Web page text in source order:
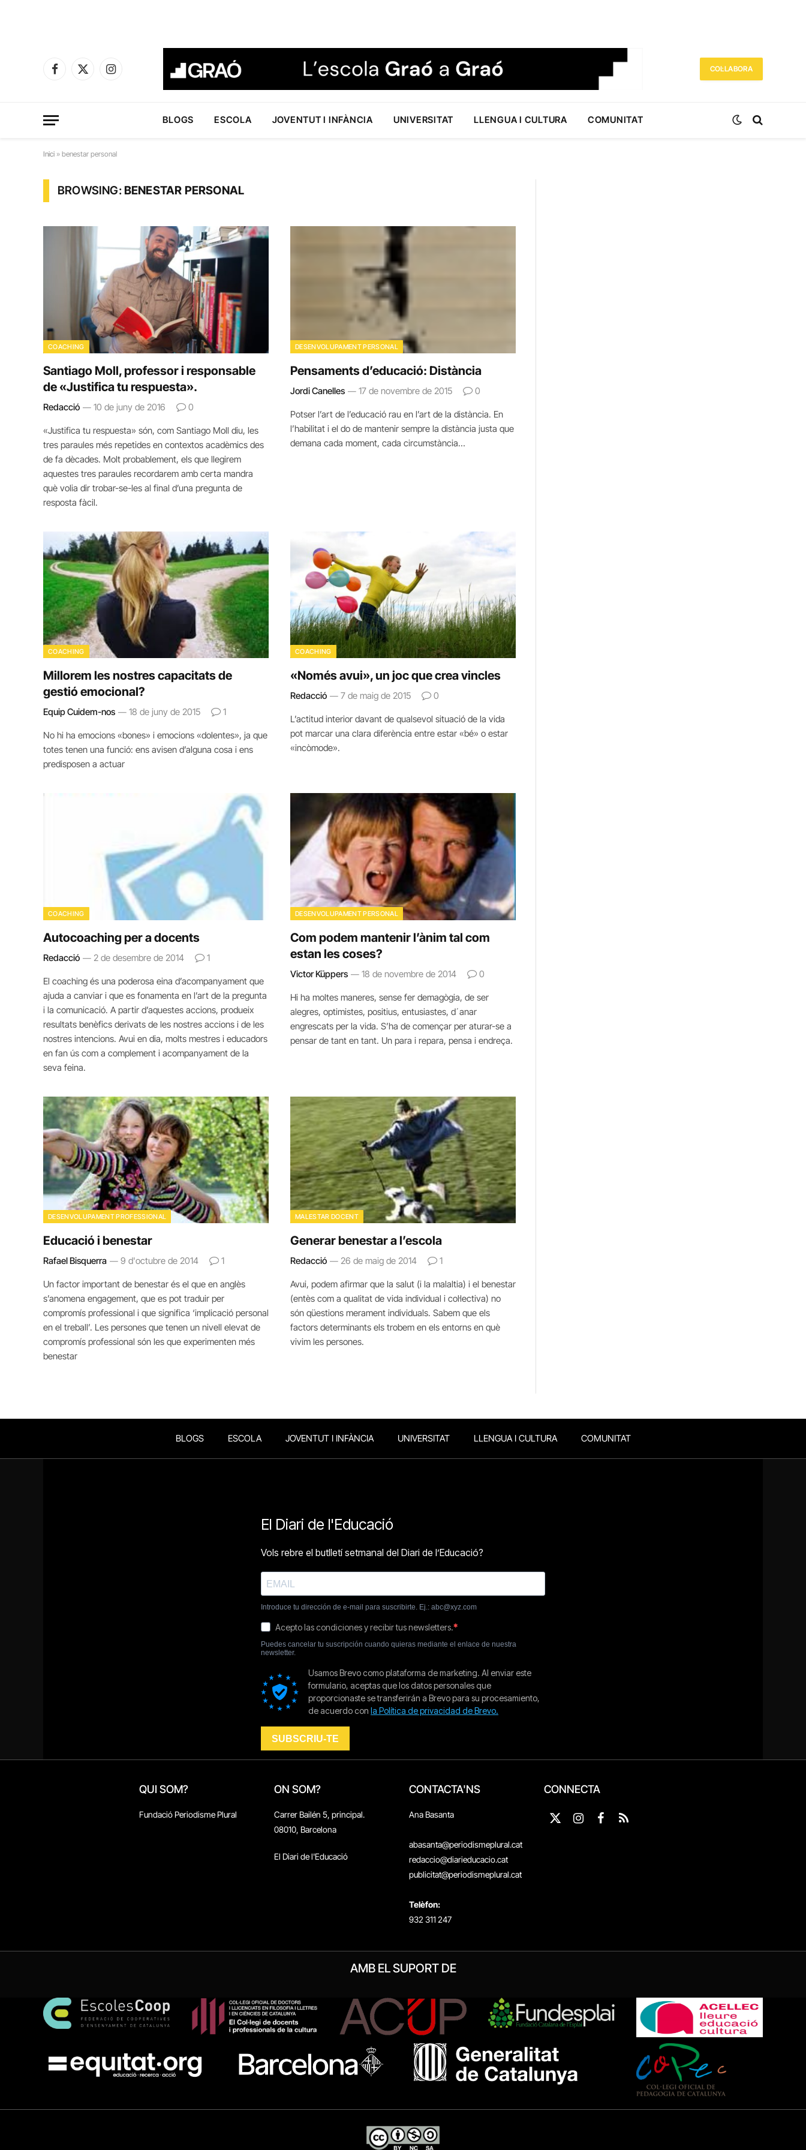
Facebook
X
Instagram
COL·LABORA
BLOGS ESCOLA JOVENTUT I INFÀNCIA UNIVERSITAT LLENGUA I CULTURA COMUNITAT
Inici » benestar personal
BROWSING:BENESTAR PERSONAL
COACHING
Santiago Moll, professor i responsable
de «Justifica tu respuesta».
Redacció 10 de juny de 2016 0
«Justifica tu respuesta» són, com Santiago Moll diu, les
tres paraules més repetides en contextos acadèmics des
de fa dècades. Molt probablement, els que llegirem
aquestes tres paraules recordarem amb certa mandra
què volia dir trobar-se-les al final d’una pregunta de
resposta fàcil.
DESENVOLUPAMENT PERSONAL
Pensaments d’educació: Distància
Jordi Canelles 17 de novembre de 2015 0
Potser l’art de l’educació rau en l’art de la distància. En
l’habilitat i el do de mantenir sempre la distància justa que
demana cada moment, cada circumstància…
COACHING
Millorem les nostres capacitats de
gestió emocional?
Equip Cuidem-nos 18 de juny de 2015 1
No hi ha emocions «bones» i emocions «dolentes», ja que
totes tenen una funció: ens avisen d’alguna cosa i ens
predisposen a actuar
COACHING
«Només avui», un joc que crea vincles
Redacció 7 de maig de 2015 0
L’actitud interior davant de qualsevol situació de la vida
pot marcar una clara diferència entre estar «bé» o estar
«incòmode».
COACHING
Autocoaching per a docents
Redacció 2 de desembre de 2014 1
El coaching és una poderosa eina d’acompanyament que
ajuda a canviar i que es fonamenta en l’art de la pregunta
i la comunicació. A partir d’aquestes accions, produeix
resultats benèfics derivats de les nostres accions i de les
nostres intencions. Avui en dia, molts mestres i educadors
en fan ús com a complement i acompanyament de la
seva feina.
DESENVOLUPAMENT PERSONAL
Com podem mantenir l’ànim tal com
estan les coses?
Victor Küppers 18 de novembre de 2014 0
Hi ha moltes maneres, sense fer demagògia, de ser
alegres, optimistes, positius, entusiastes, d´anar
engrescats per la vida. S’ha de començar per aturar-se a
pensar de tant en tant. Un para i repara, pensa i endreça.
DESENVOLUPAMENT PROFESSIONAL
Educació i benestar
Rafael Bisquerra 9 d'octubre de 2014 1
Un factor important de benestar és el que en anglès
s’anomena engagement, que es pot traduir per
compromís professional i que significa ‘implicació personal
en el treball’. Les persones que tenen un nivell elevat de
compromís professional són les que experimenten més
benestar
MALESTAR DOCENT
Generar benestar a l’escola
Redacció 26 de maig de 2014 1
Avui, podem afirmar que la salut (i la malaltia) i el benestar
(entès com a qualitat de vida individual i col·lectiva) no
són qüestions merament individuals. Sabem que els
factors determinants els trobem en els entorns en què
vivim les persones.
BLOGS ESCOLA JOVENTUT I INFÀNCIA UNIVERSITAT LLENGUA I CULTURA COMUNITAT
QUI SOM?
Fundació Periodisme Plural
ON SOM?
Carrer Bailén 5, principal.
08010, Barcelona
El Diari de l'Educació
CONTACTA'NS
Ana Basanta
abasanta@periodismeplural.cat
redaccio@diarieducacio.cat
publicitat@periodismeplural.cat
Telèfon:
932 311 247
CONNECTA
X
InstagramFacebook
RSS
AMB EL SUPORT DE